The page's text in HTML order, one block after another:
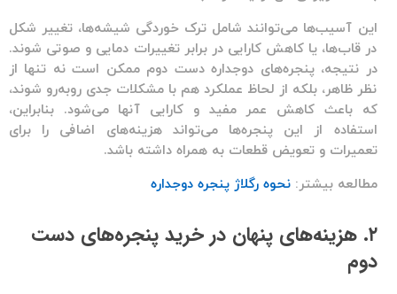
این آسیب‌ها می‌توانند شامل ترک خوردگی شیشه‌ها، تغییر شکل
در قاب‌ها، یا کاهش کارایی در برابر تغییرات دمایی و صوتی شوند.
در نتیجه،پنجره‌های دوجداره دست دوم ممکن است نه تنها از
نظر ظاهر، بلکه از لحاظ عملکرد هم با مشکلات جدی روبه‌رو شوند،
که باعث کاهش عمر مفید و کارایی آنها می‌شود. بنابراین،
استفاده از این پنجره‌ها می‌تواند هزینه‌های اضافی را برای
تعمیرات و تعویض قطعات به همراه داشته باشد.
مطالعه بیشتر:نحوه رگلاژ پنجره دوجداره
۲. هزینه‌های پنهان در خرید پنجره‌های دست
دوم